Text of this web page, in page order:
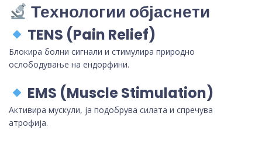
Технологии објаснети
TENS (Pain Relief)
Блокира болни сигнали и стимулира природно
ослободување на ендорфини.
EMS (Muscle Stimulation)
Активира мускули, ја подобрува силата и спречува
атрофија.